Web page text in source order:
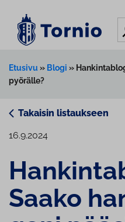
sisältöön
Etusivu » Blogi »
pyörälle?
Takaisin listaukseen
16.9.2024
Saako